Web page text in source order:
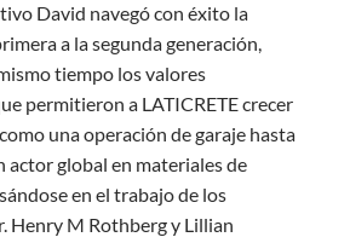
David navegó con éxito la
a la segunda generación,
tiempo los valores
permitieron a LATICRETE crecer
una operación de garaje hasta
actor global en materiales de
en el trabajo de los
Henry M Rothberg y Lillian